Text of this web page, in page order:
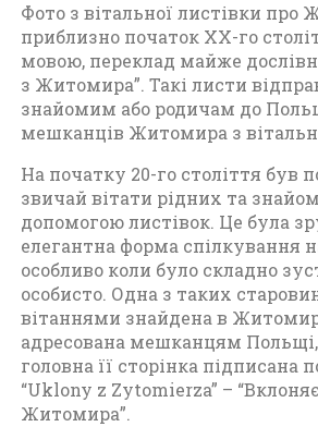
д
о
1
9
1
7
р
о
к
у
Фото з вітальної листівки про
приблизно початок XX-го
мовою, переклад майже
з Житомира”. Такі листи
знайомим або родичам до
мешканців Житомира з
На початку 20-го століття був
звичай вітати рідних та
допомогою листівок. Це була
елегантна форма спілкування
особливо коли було складно
особисто. Одна з таких
вітаннями знайдена в
адресована мешканцям
головна її сторінка підписана
“Uklony z Zytomierza” –
Житомира”.